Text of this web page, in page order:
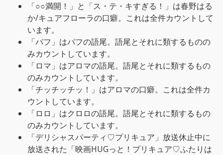
「○○満開！」と「ス・テ・キすぎる！」は春野はる
か/キュアフローラの口癖。これは全件カウントして
います。
「パフ」はパフの語尾。語尾とそれに類するものの
みカウントしています。
「ロマ」はアロマの語尾。語尾とそれに類するもの
のみカウントしています。
「チッチッチッ！」はアロマの口癖。これは全件カ
ウントしています。
「ロロ」はクロロの語尾。語尾とそれに類するもの
のみカウントしています。
「デリシャスパーティ♡プリキュア」放送休止中に
放送された「映画HUGっと！プリキュア♡ふたりは